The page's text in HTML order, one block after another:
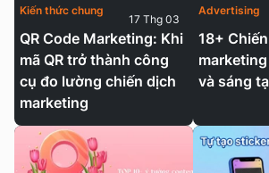
QR Code Marketing: Khi
mã QR trở thành công
cụ đo lường chiến dịch
marketing
Kiến thức chung
17 Thg 03
18+
và sáng
Advertising